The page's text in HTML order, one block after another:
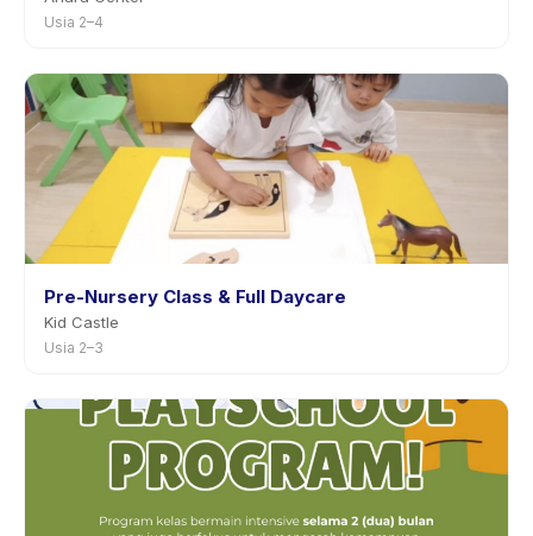
Usia 2–4
Pre-Nursery Class & Full Daycare
Kid Castle
Usia 2–3